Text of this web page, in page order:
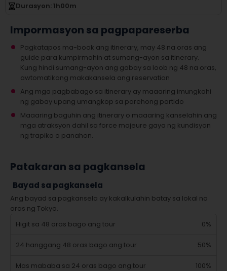
Durasyon: 1h00m
Impormasyon sa pagpapareserba
Pagkatapos ma-book ang itinerary, may 48 na oras ang
guide para kumpirmahin at sumang-ayon sa itinerary.
Kung hindi sumang-ayon ang gabay sa loob ng 48 na oras,
awtomatikong makakansela ang reservation
Ang mga pagbabago sa itinerary ay maaaring imungkahi
ng gabay upang umangkop sa parehong partido
Maaaring baguhin ang itinerary o maaaring kanselahin ang
mga atraksyon dahil sa force majeure gaya ng kundisyon
ng trapiko o panahon.
Patakaran sa pagkansela
Bayad sa pagkansela
Ang bayad sa pagkansela ay kakalkulahin batay sa lokal na
oras ng Tokyo.
Higit sa 48 oras bago ang tour
0%
24 hanggang 48 oras bago ang tour 50%
Mas mababa sa 24 oras bago ang tour
100%